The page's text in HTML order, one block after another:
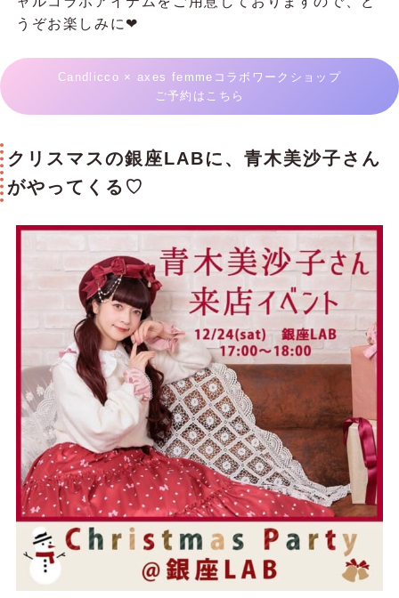
うぞお楽しみに❤
Candlicco × axes femmeコラボワークショップ
ご予約はこちら
クリスマスの銀座LABに、青木美沙子さん
がやってくる♡